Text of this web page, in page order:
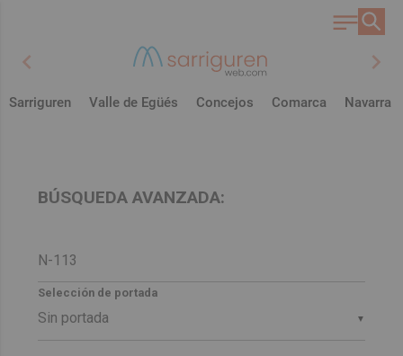
chevron_left chevron_right
Sarriguren Valle de Egüés Concejos Comarca Navarra
BÚSQUEDA AVANZADA:
▼
Selección de portada